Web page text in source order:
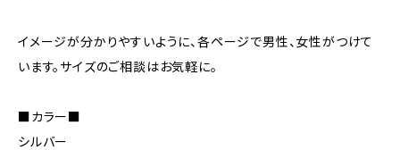
イメージが分かりやすいように、各ページで男性、女性がつけて
います。サイズのご相談はお気軽に。
■カラー■
シルバー